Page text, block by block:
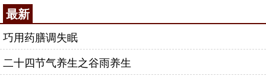
最新
巧用药膳调失眠
二十四节气养生之谷雨养生